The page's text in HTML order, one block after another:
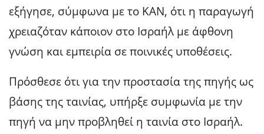
εξήγησε, σύμφωνα με το KAN, ότι η παραγωγή
χρειαζόταν κάποιον στο Ισραήλ με άφθονη
γνώση και εμπειρία σε ποινικές υποθέσεις.
Πρόσθεσε ότι για την προστασία της πηγής ως
βάσης της ταινίας, υπήρξε συμφωνία με την
πηγή να μην προβληθεί η ταινία στο Ισραήλ.